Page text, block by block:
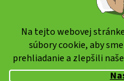
Na tejto webovej
súbory cookie, aby
prehliadanie a zlepšili
Copyright 2026
Upraviť